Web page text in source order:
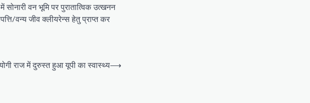
वन भूमि पर पुरातात्विक उत्खनन
वन्य जीव क्लीयरेन्स हेतु प्राप्त कर
राज में दुरुस्त हुआ यूपी का स्वास्थ्य⟶